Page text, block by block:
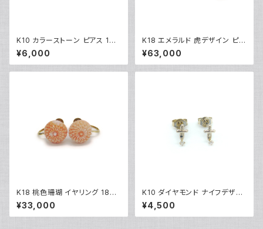
K10 カラーストーン ピアス 10
金 スタッドピアス Y04900
¥6,000
K18 エメラルド 虎デザイン ピア
ス 18金 スタッドピアス Y0488
3
¥63,000
K18 桃色珊瑚 イヤリング 18金
ネジ式 Y04894
¥33,000
K10 ダイヤモンド ナイフデザイ
ンピアス 10金 スタッドピアス Y
03416
¥4,500